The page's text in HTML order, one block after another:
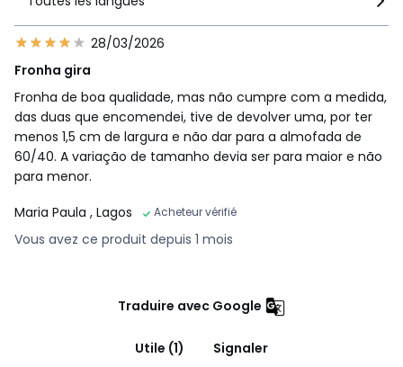
28/03/2026
Fronha gira
Fronha de boa qualidade, mas não cumpre com a medida,
das duas que encomendei, tive de devolver uma, por ter
menos 1,5 cm de largura e não dar para a almofada de
60/40. A variação de tamanho devia ser para maior e não
para menor.
Maria Paula , Lagos Acheteur vérifié
Vous avez ce produit depuis 1 mois
Traduire avec Google
Utile (1)
Signaler